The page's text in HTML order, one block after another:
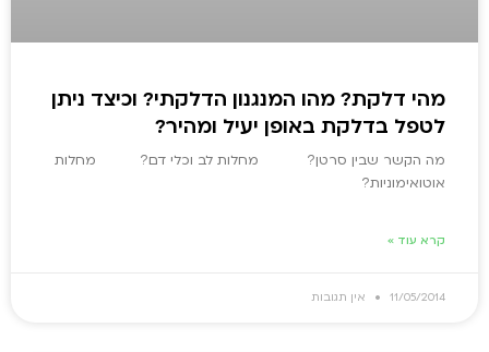
מהי דלקת? מהו המנגנון הדלקתי? וכיצד ניתן
לטפל בדלקת באופן יעיל ומהיר?
מה הקשר שבין סרטן? מחלות לב וכלי דם? מחלות
אוטואימוניות?
קרא עוד »
11/05/2014 אין תגובות